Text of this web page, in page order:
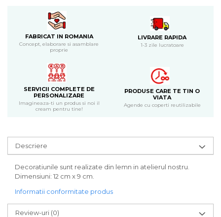
Cadouri pentru EL
Cadouri pentru iubit
Cadouri pentru iubita
Cadouri pentru mama
Cadouri pentru cea mai buna
Cadouri pentru bunici
Cadouri personalizate pentru nasi
Ateliere - planse cu nisip colorat
FABRICAT IN ROMANIA
Concept, elaborare si asamblare
proprie
LIVRARE RAPIDA
1-3 zile lucratoare
SERVICII COMPLETE DE
PERSONALIZARE
Imagineaza-ti un produs si noi il
cream pentru tine!
PRODUSE CARE TE TIN O
VIATA
Agende cu coperti reutilizabile
Descriere
Decoratiunile sunt realizate din lemn in atelierul nostru.
Dimensiuni: 12 cm x 9 cm.
Informatii conformitate produs
Review-uri (0)